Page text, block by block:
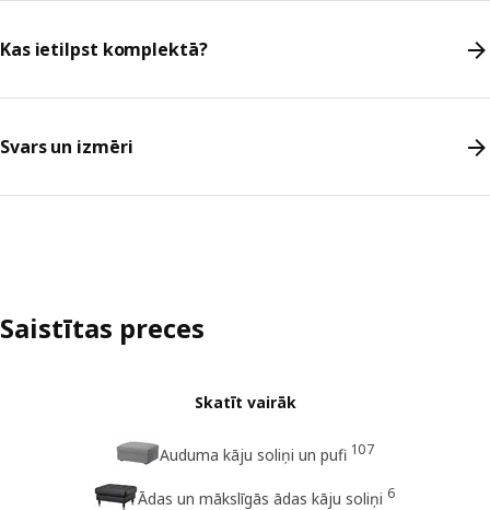
Kas ietilpst komplektā?
Svars un izmēri
Saistītas preces
Skatīt vairāk
Auduma kāju soliņi un pufi 107
Ādas un mākslīgās ādas kāju soliņi 6